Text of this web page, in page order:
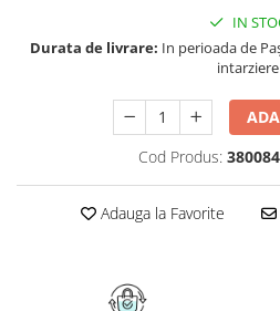
Vesela unica folosinta
Accesorii maturi, mopuri & galeti
Produse curatare casa si exterior
Detergenti universali
Servetele umede antibacteriene
Solutie curatat podele
Igiena intima
Geluri si deodorante igiena intima
Tampoane si absorbante
Scutece adulti
Produse cu protectie solara
Pasta de dinti
IN
Durata de livrare: In perioada de
intarziere
Cod Produs:
Adauga la Favorite